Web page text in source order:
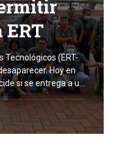
ERT
Tecnológicos (ERT-
Hoy en
si se entrega a un
se pone en riesgo la
y quienes
Un bien público, de